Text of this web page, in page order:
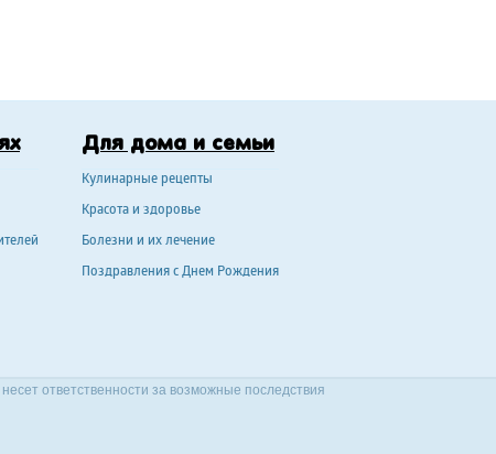
Для дома и семьи
Кулинарные рецепты
Красота и здоровье
Болезни и их лечение
Поздравления с Днем Рождения
ответственности за возможные последствия